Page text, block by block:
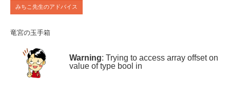
みちこ先生のアドバイス
竜宮の玉手箱
Warning: Trying to access array offset on
value of type bool in